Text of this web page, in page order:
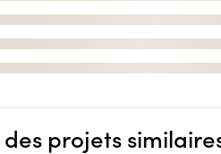
projets